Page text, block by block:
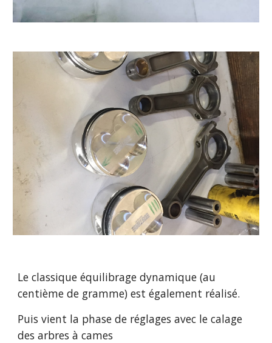
Le classique équilibrage dynamique (au
centième de gramme) est également réalisé.
Puis vient la phase de réglages avec le calage
des arbres à cames